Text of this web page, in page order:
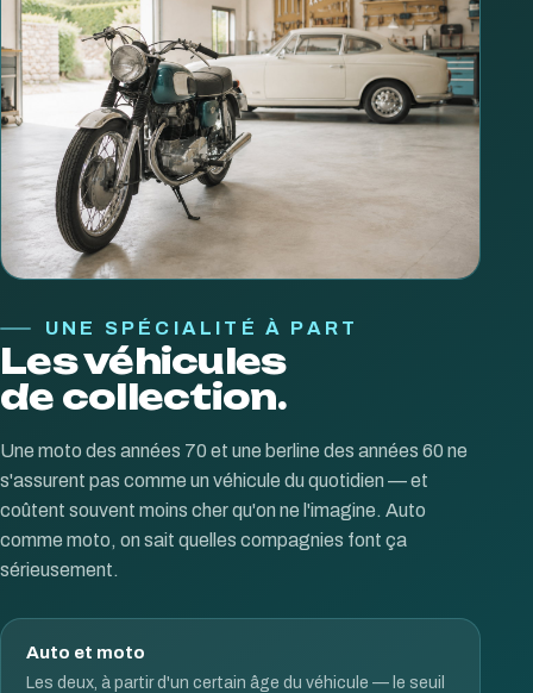
UNE SPÉCIALITÉ À PART
Les véhicules
de collection.
Une moto des années 70 et une berline des années 60 ne
s'assurent pas comme un véhicule du quotidien — et
coûtent souvent moins cher qu'on ne l'imagine. Auto
comme moto, on sait quelles compagnies font ça
sérieusement.
Auto et moto
Les deux, à partir d'un certain âge du véhicule — le seuil